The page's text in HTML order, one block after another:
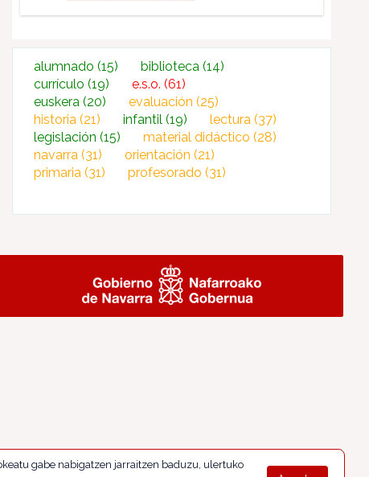
alumnado(15) biblioteca(14)
currículo(19) e.s.o.(61)
euskera(20) evaluación(25)
historia(21) infantil(19) lectura(37)
legislación(15) material didáctico(28)
navarra(31) orientación(21)
primaria(31) profesorado(31)
gabe nabigatzen jarraitzen baduzu, ulertuko